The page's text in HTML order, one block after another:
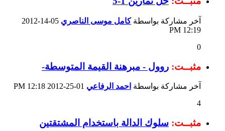
آخر مشاركة بواسطةكامل موسى الناصري
12:19 PM
0
مثبــت: روول - مبرهنة القيمة المتوسطة-
آخر مشاركة بواسطة احمد الرفاعي
12:18 PM
4
مثبــت: سلوك الدالة باستخدام المشتقتين